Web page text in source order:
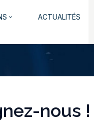
keyboard_arrow_down ACTUALITÉS
nous !